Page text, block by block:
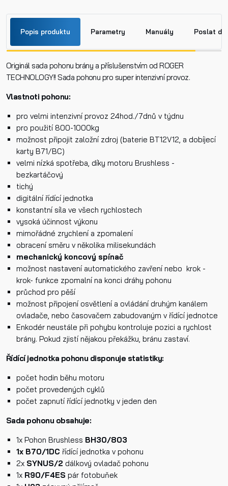
Popis produktu Parametry Manuály Poslat
Originál sada pohonu brány a příslušenstvím od ROGER
TECHNOLOGY!! Sada pohonu pro super intenzivní provoz.
Vlastnoti pohonu:
pro velmi intenzivní provoz 24hod./7dnů v týdnu
pro použití 800-1000kg
možnost připojit založní zdroj (baterie BT12V12, a dobíjecí
karty B71/BC)
velmi nízká spotřeba, díky motoru Brushless -
bezkartáčový
tichý
digitální řídící jednotka
konstantní síla ve všech rychlostech
vysoká účinnost výkonu
mimořádné zrychlení a zpomalení
obracení směru v několika milisekundách
mechanický koncový spínač
možnost nastavení automatického zavření nebo krok -
krok- funkce zpomalní na konci dráhy pohonu
průchod pro pěší
možnost připojení osvětlení a ovládání druhým kanálem
ovladače, nebo časovačem zabudovaným v řídící jednotce
Enkodér neustále při pohybu kontroluje pozici a rychlost
brány. Pokud zjistí nějakou překážku, bránu zastaví.
Řídící jednotka pohonu disponuje statistiky:
počet hodin běhu motoru
počet provedených cyklů
počet zapnutí řídící jednotky v jeden den
Sada pohonu obsahuje:
1x Pohon Brushless BH30/803
1x B70/1DC řídící jednotka v pohonu
2x SYNUS/2 dálkový ovladač pohonu
1x R90/F4ES pár fotobuňek
B70 1DC řídící jednotka.pdf
Rozměry.pdf
Jméno
Telefon
E-mail
Dotaz k produktu
Přečetl/a jsem si a jsem srozuměn/a seZásadami
osobních údajůa na základě toho souhlasím se
zpracováním osobních údajů.